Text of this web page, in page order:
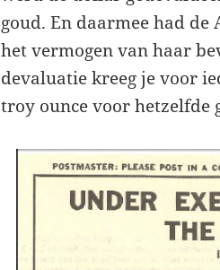
goud. En daarmee had
het vermogen van haar
devaluatie kreeg je voor
troy ounce voor hetzelfde